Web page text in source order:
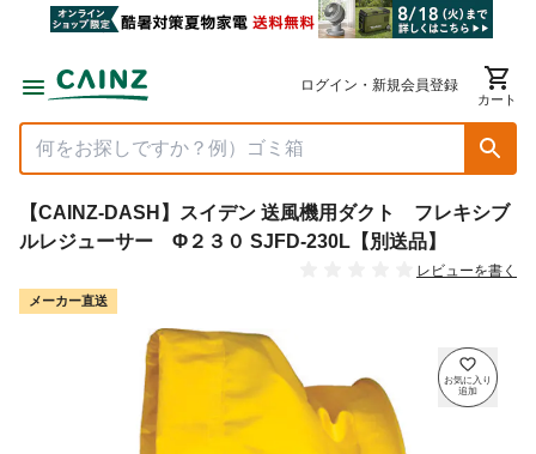
ログイン・新規会員登録
カート
【CAINZ-DASH】スイデン 送風機用ダクト フレキシブ
ルレジューサー Φ２３０ SJFD-230L【別送品】
レビューを書く
メーカー直送